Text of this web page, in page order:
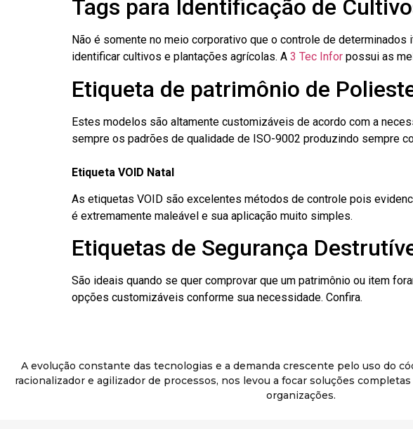
Tags para Identificação de
Não é somente no meio corporativo que o controle de
identificar cultivos e plantações agrícolas. A 3 Tec Infor possui as
Etiqueta de patrimônio de
Estes modelos são altamente customizáveis de acordo com a
sempre os padrões de qualidade de ISO-9002 produzindo sempre
Etiqueta VOID Natal
As etiquetas VOID são excelentes métodos de controle pois
é extremamente maleável e sua aplicação muito simples.
Etiquetas de Segurança
São ideais quando se quer comprovar que um patrimônio ou item
opções customizáveis conforme sua necessidade. Confira.
A evolução constante das tecnologias e a demanda crescente pelo uso do
racionalizador e agilizador de processos, nos levou a focar soluções
organizações.